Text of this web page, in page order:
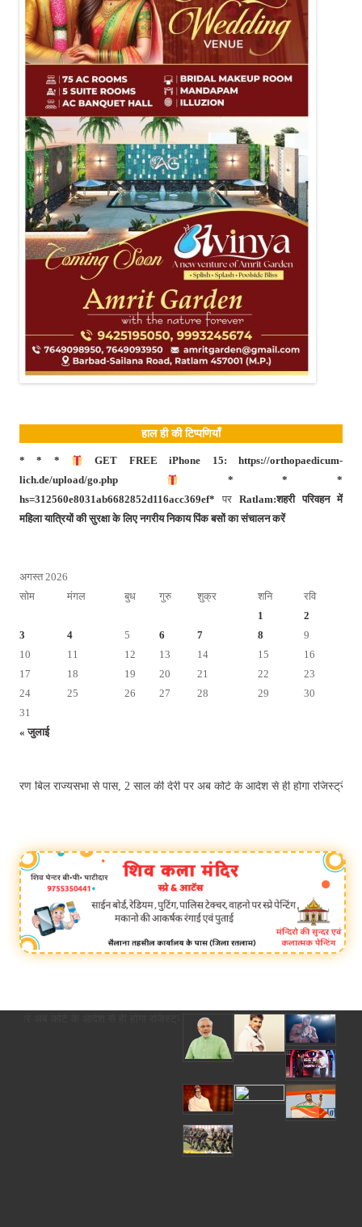
हाल ही की टिप्पणियाँ
* * *
GET FREE iPhone 15: https://orthopaedicum-
lich.de/upload/go.php
* * *
hs=312560e8031ab6682852d116acc369ef* पर Ratlam:शहरी परिवहन में
महिला यात्रियों की सुरक्षा के लिए नगरीय निकाय पिंक बसों का संचालन करें
अगस्त 2026
सोम
मंगल बुध गुरु शुक्र शनि रवि
« जुलाई
1
2
3
4 5 6 7 8
9
10
11 12 13 14 15
16
17
18 19 20 21 22
23
24
25 26 27 28 29
30
31
राज्यसभा से पास, 2 साल की देरी पर अब कोर्ट के आदेश से ही होगा रजिस्ट्रेशन chief
कोर्ट के आदेश से ही होगा रजिस्ट्रेशन chief editor Uttam Sharma. mk